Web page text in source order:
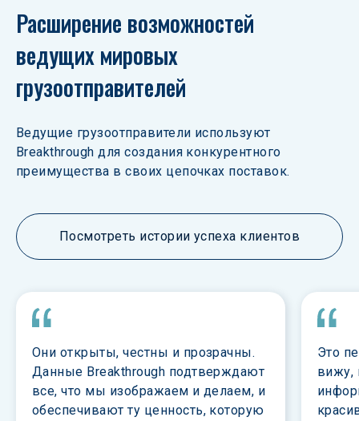
Расширение возможностей
ведущих мировых
грузоотправителей
Ведущие грузоотправители используют
Breakthrough для создания конкурентного
преимущества в своих цепочках поставок.
Посмотреть истории успеха клиентов
Они открыты, честны и прозрачны.
Данные Breakthrough подтверждают
все, что мы изображаем и делаем, и
обеспечивают ту ценность, которую
Это
вижу,